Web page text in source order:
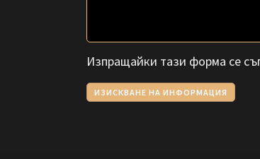
Изпращайки тази форма се
ИЗИСКВАНЕ НА ИНФОРМАЦИЯ